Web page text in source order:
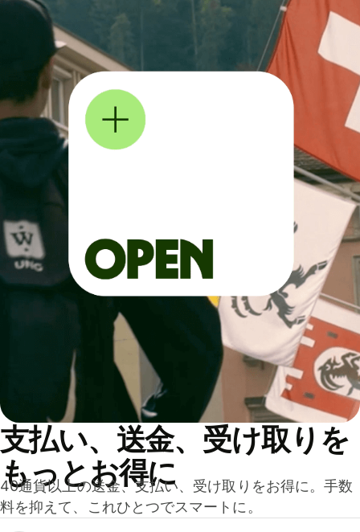
支払い、送金、受け取りを
もっとお得に
40通貨以上の送金、支払い、受け取りをお得に。手数
料を抑えて、これひとつでスマートに。